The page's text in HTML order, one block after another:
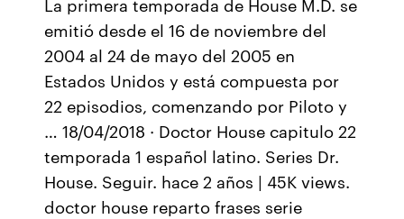
emitió desde el 16 de noviembre del
2004 al 24 de mayo del 2005 en
Estados Unidos y está compuesta por
22 episodios, comenzando por Piloto y
… 18/04/2018 · Doctor House capitulo 22
temporada 1 español latino. Series Dr.
House. Seguir. hace 2 años | 45K views.
doctor house reparto frases serie